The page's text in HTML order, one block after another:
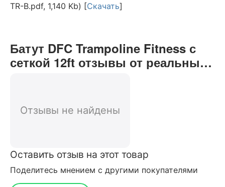
TR-B.pdf, 1,140 Kb) [Скачать]
Батут DFC Trampoline Fitness с
сеткой 12ft отзывы от реальных
Отзывы не найдены
Оставить отзыв на этот товар
Поделитесь мнением с другими покупателями